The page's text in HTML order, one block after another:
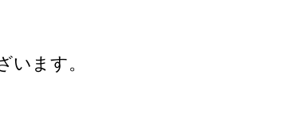
ます。